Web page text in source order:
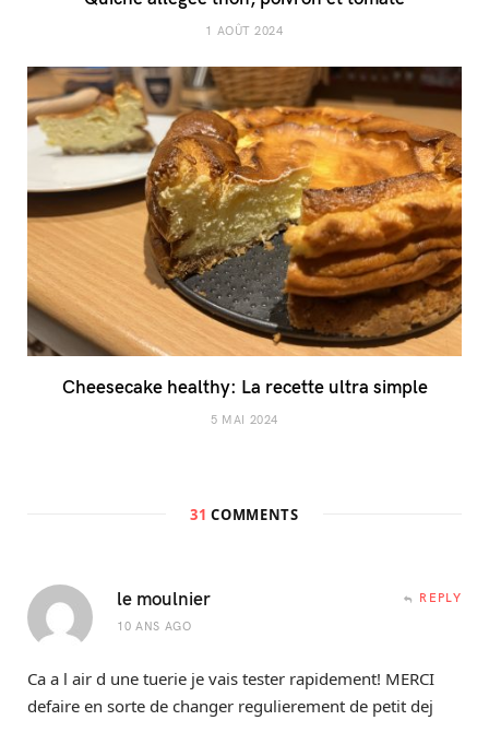
1 AOÛT 2024
Cheesecake healthy: La recette ultra simple
5 MAI 2024
31 COMMENTS
le moulnier
10 ANS AGO
REPLY
Ca a l air d une tuerie je vais tester rapidement! MERCI
defaire en sorte de changer regulierement de petit dej